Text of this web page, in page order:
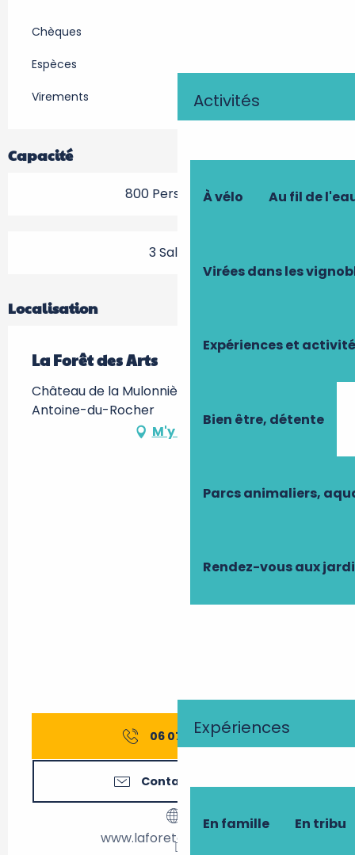
Activités
À vélo Au fil de
Virées dans les
Expériences et
Bien être, détente
Parcs animaliers,
Rendez-vous aux
Expériences
En famille En tribu
Chèques
Espèces
Virements
Capacité
800 Personne(s)
3 Salle(s)
Localisation
La Forêt des Arts
Château de la Mulonnière, 37360 Saint-
Antoine-du-Rocher
M'y rendre
06 07 91 36▒▒
Contactez-nous
www.laforetdesarts.com